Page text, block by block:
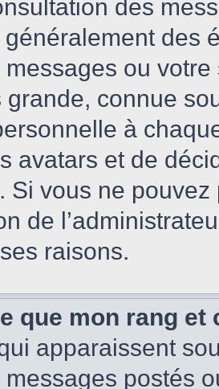
des
des
ou
grande, connue
à
avatars et de
Si vous ne pouvez
de
raisons.
que mon rang
apparaissent
messages postés